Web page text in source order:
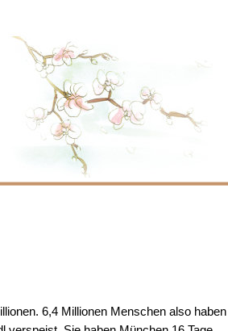
6,4 Millionen Menschen also haben